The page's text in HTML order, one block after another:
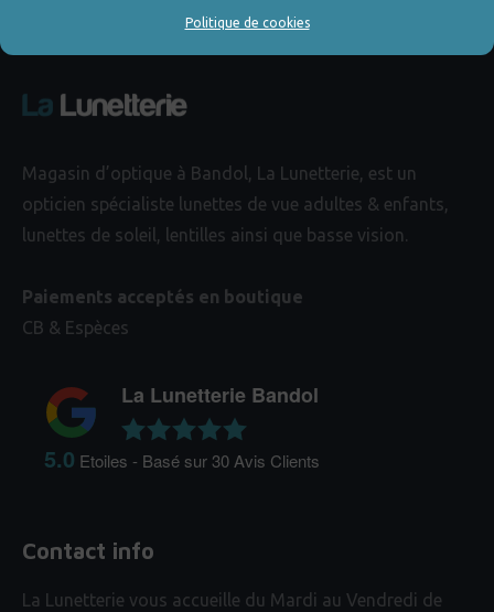
Politique de cookies
Magasin d’optique à Bandol, La Lunetterie, est un
opticien spécialiste lunettes de vue adultes & enfants,
lunettes de soleil, lentilles ainsi que basse vision.
Paiements acceptés en boutique
CB & Espèces
La Lunetterie Bandol
5.0 Etoiles - Basé sur 30Avis Clients
Contact info
La Lunetterie vous accueille du Mardi au Vendredi de